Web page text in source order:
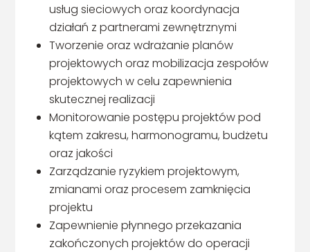
usług sieciowych oraz koordynacja
działań z partnerami zewnętrznymi
Tworzenie oraz wdrażanie planów
projektowych oraz mobilizacja zespołów
projektowych w celu zapewnienia
skutecznej realizacji
Monitorowanie postępu projektów pod
kątem zakresu, harmonogramu, budżetu
oraz jakości
Zarządzanie ryzykiem projektowym,
zmianami oraz procesem zamknięcia
projektu
Zapewnienie płynnego przekazania
zakończonych projektów do operacji